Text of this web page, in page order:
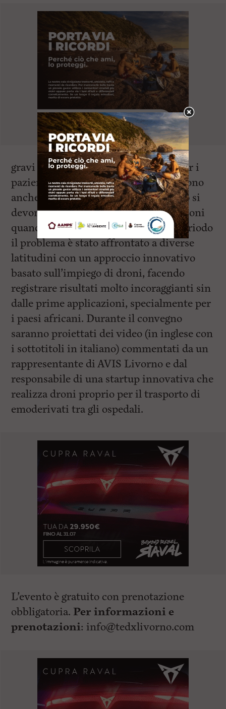
gravi e immaginabili ripercussioni per i
pazienti. Il sangue e gli emoderivati sono
anche facilmente deteriorabili, perciò si
devono rispettare specifiche prescrizioni
quando si trasportano. Nell’ultimo periodo
il problema è stato affrontato a diverse
latitudini con un approccio innovativo
basato sull’impiego di droni, facendo
registrare risultati molto incoraggianti sin
dalle prime applicazioni, specialmente per
i paesi africani. Durante il convegno
saranno proiettati dei video (in inglese con
i sottotitoli in italiano) commentati da un
rappresentante di AVIS Livorno e dal
responsabile di una startup innovativa che
realizza droni proprio per il trasporto di
emoderivati tra gli ospedali.
L’evento è gratuito con prenotazione
obbligatoria. Per informazioni e
prenotazioni: info@tedxlivorno.com